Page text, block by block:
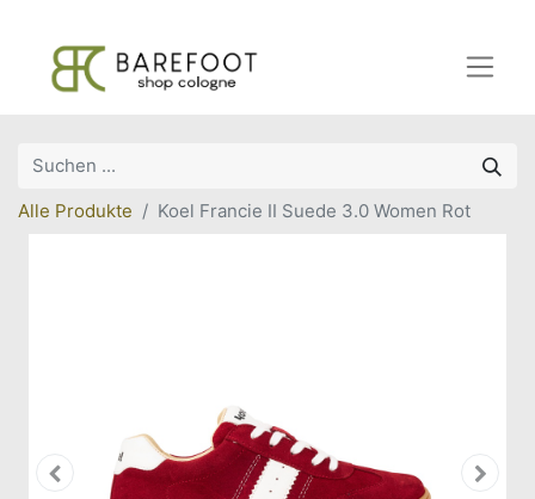
Alle Produkte Koel Francie II Suede 3.0 Women Rot